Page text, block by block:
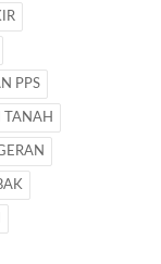
PPS
TANAH